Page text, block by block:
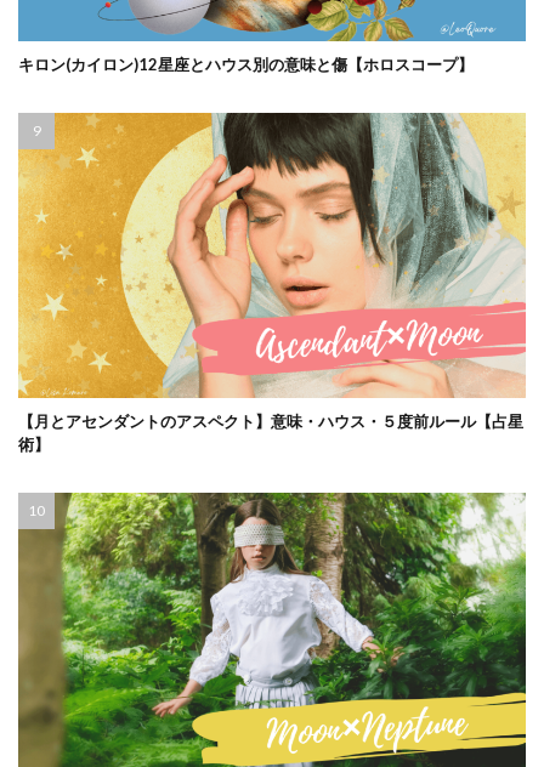
キロン(カイロン)12星座とハウス別の意味と傷【ホロスコープ】
【月とアセンダントのアスペクト】意味・ハウス・５度前ルール【占星
術】